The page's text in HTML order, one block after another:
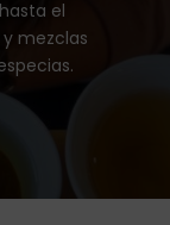
el
mezclas